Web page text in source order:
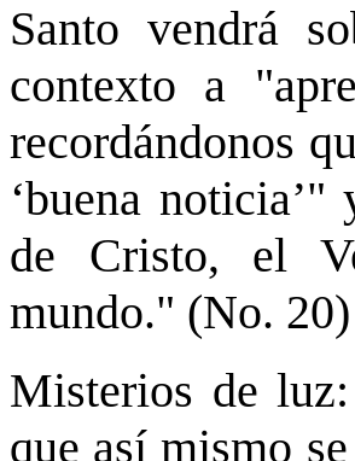
Santo vendrá
contexto a
recordándonos
‘buena
de Cristo, el
mundo." (No. 20)
Misterios de
que así mismo